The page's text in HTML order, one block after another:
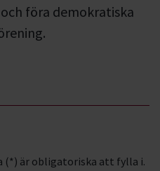
föra demokratiska
(*) är obligatoriska att fylla i.